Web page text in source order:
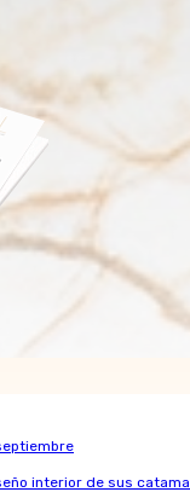
interior de sus